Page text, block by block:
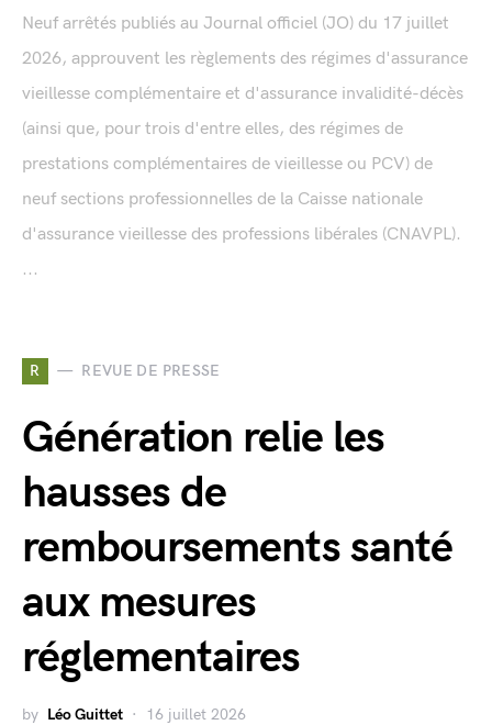
Neuf arrêtés publiés au Journal officiel (JO) du 17 juillet
2026, approuvent les règlements des régimes d'assurance
vieillesse complémentaire et d'assurance invalidité-décès
(ainsi que, pour trois d'entre elles, des régimes de
prestations complémentaires de vieillesse ou PCV) de
neuf sections professionnelles de la Caisse nationale
d'assurance vieillesse des professions libérales (CNAVPL).
...
R REVUE DE PRESSE
Génération relie les
hausses de
remboursements santé
aux mesures
réglementaires
by Léo Guittet 16 juillet 2026